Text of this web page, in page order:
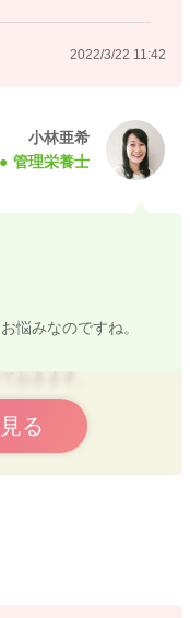
2022/3/22 11:42
小林亜希
管理栄養士
悩みなのですね。
５～２０ｇ）
る